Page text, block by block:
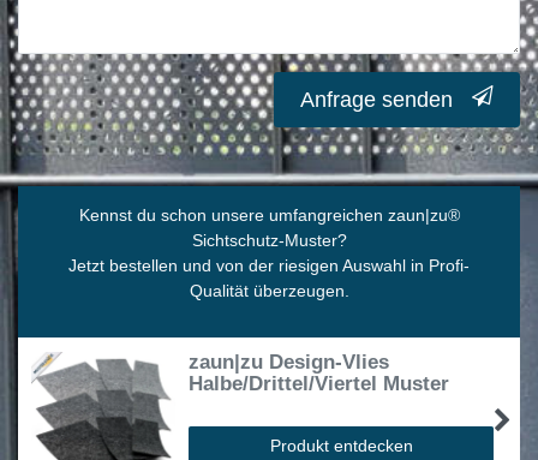
Anfrage senden
Kennst du schon unsere umfangreichen zaun|zu®
Sichtschutz-Muster?
Jetzt bestellen und von der riesigen Auswahl in Profi-
Qualität überzeugen.
zaun|zu Design-Vlies
Halbe/Drittel/Viertel Muster
Produkt entdecken